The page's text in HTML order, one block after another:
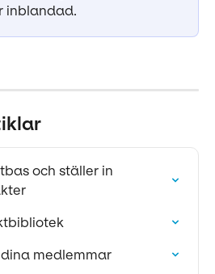
inblandad.
och ställer in
medlemmar